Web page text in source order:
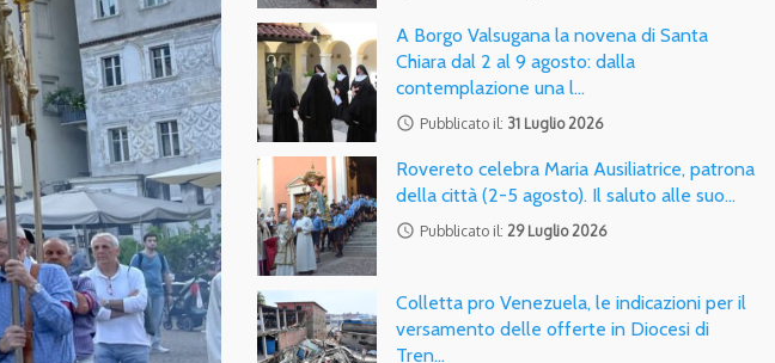
A Borgo Valsugana la novena di Santa
Chiara dal 2 al 9 agosto: dalla
contemplazione una l…
access_time Pubblicato il: 31 Luglio 2026
Rovereto celebra Maria Ausiliatrice, patrona
della città (2-5 agosto). Il saluto alle suo…
access_time Pubblicato il: 29 Luglio 2026
Colletta pro Venezuela, le indicazioni per il
versamento delle offerte in Diocesi di
Tren…